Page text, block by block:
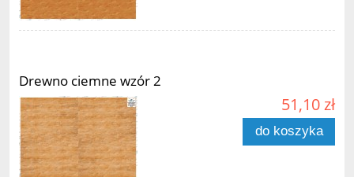
Drewno ciemne wzór 2
51,10 zł
do koszyka